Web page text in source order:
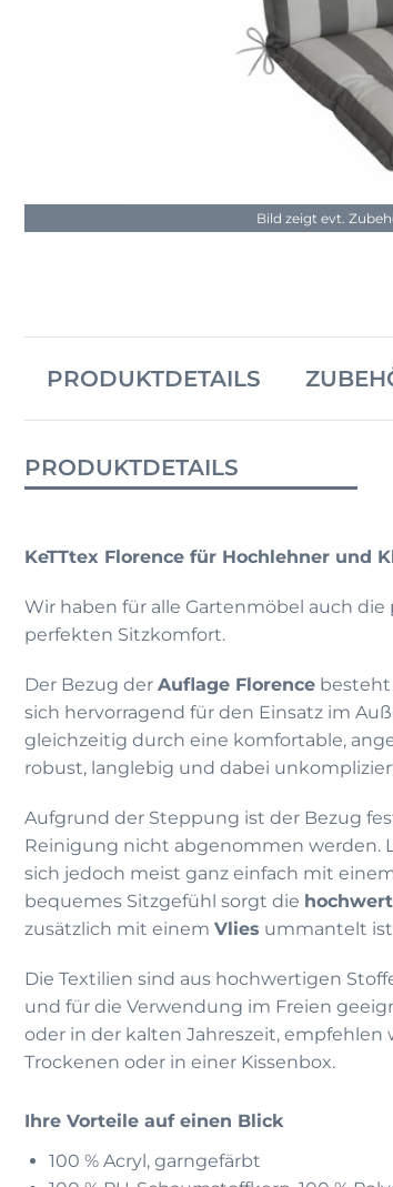
Bild zeigt evt.
PRODUKTDETAILS
PRODUKTDETAILS
KeTTtex Florence für Hochlehner und
Wir haben für alle Gartenmöbel auch
perfekten Sitzkomfort.
Der Bezug der Auflage Florence besteht
sich hervorragend für den Einsatz im
gleichzeitig durch eine komfortable,
robust, langlebig und dabei
Aufgrund der Steppung ist der Bezug
Reinigung nicht abgenommen werden.
sich jedoch meist ganz einfach mit
bequemes Sitzgefühl sorgt die
zusätzlich mit einem Vlies ummantelt
Die Textilien sind aus hochwertigen
und für die Verwendung im Freien
oder in der kalten Jahreszeit,
Trockenen oder in einer Kissenbox.
Ihre Vorteile auf einen Blick
100 % Acryl, garngefärbt